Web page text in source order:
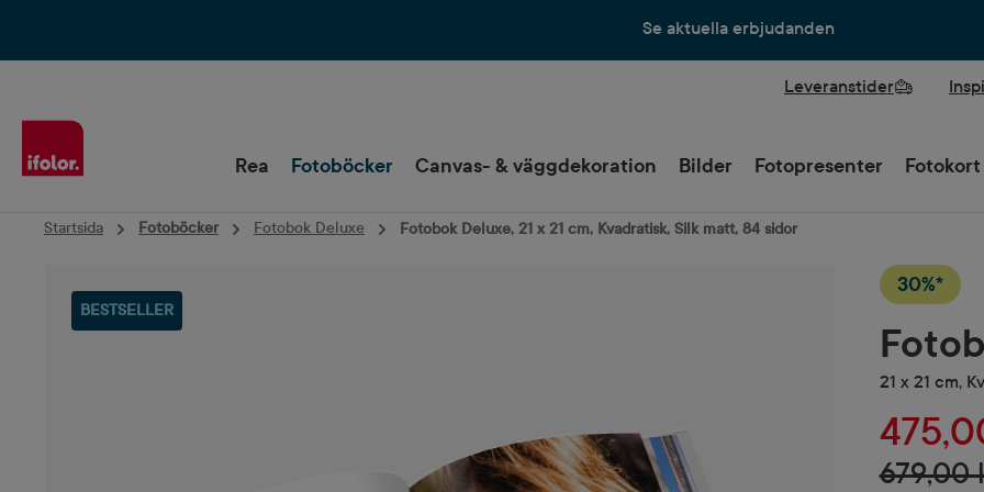
Se aktuella erbjudanden
Leveranstider
Rea Fotoböcker Canvas- & väggdekoration Bilder Fotopresenter Fotokort
Startsida Fotoböcker Fotobok Deluxe Fotobok Deluxe, 21 x 21 cm, Kvadratisk, Silk matt, 84 sidor
BESTSELLER
30%*
21 x 21 cm,
679,00